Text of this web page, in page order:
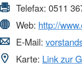
Telefax: 0511
Web: http://
E-Mail:
Karte: Link zur